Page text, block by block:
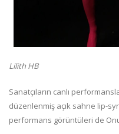
Lilith HB
Sanatçıların canlı
düzenlenmiş açık sahne lip-
performans görüntüleri de